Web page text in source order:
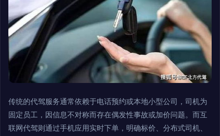
传统的代驾服务通常依赖于电话预约或本地小型公司，司机为
固定员工，因信息不对称而存在偶发性事故或加价问题。而互
联网代驾则通过手机应用实时下单，明确标价、分布式司机、